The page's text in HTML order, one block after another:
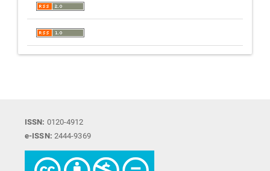
ISSN: 0120-4912
e-ISSN: 2444-9369